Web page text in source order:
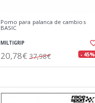
Pomo para palanca de cambios
BASIC
MILTIGRIP
20,78€ 37,98€ - 45%